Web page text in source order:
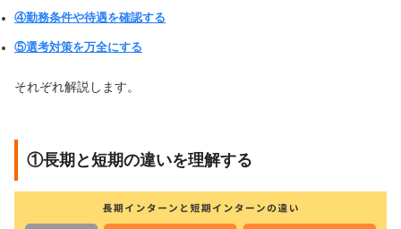
④勤務条件や待遇を確認する
⑤選考対策を万全にする
それぞれ解説します。
①長期と短期の違いを理解する